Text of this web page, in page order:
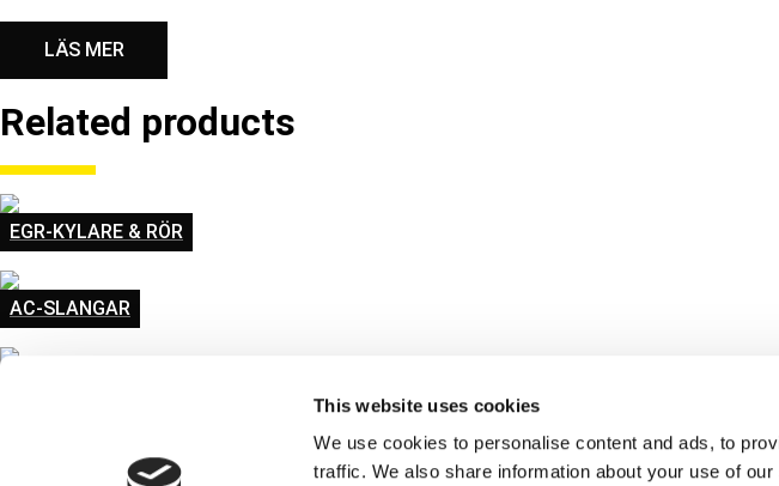
This website uses cookies
We use cookies to personalise content and ads, to
traffic. We also share information about your use of
LÄS MER
Related products
EGR-KYLARE & RÖR
AC-SLANGAR
TERMOSTATER